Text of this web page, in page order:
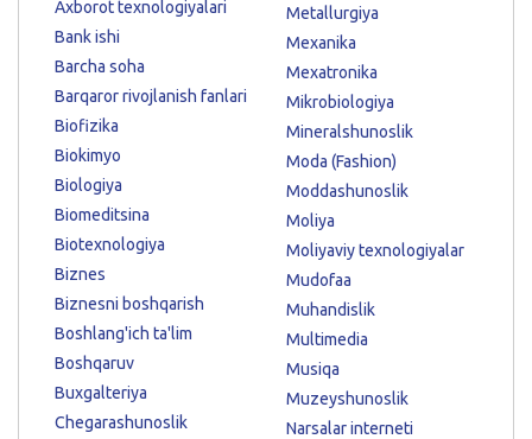
Axborot texnologiyalari
Bank ishi
Barcha soha
Barqaror rivojlanish fanlari
Biofizika
Biokimyo
Biologiya
Biomeditsina
Biotexnologiya
Biznes
Biznesni boshqarish
Boshlang'ich ta'lim
Boshqaruv
Buxgalteriya
Chegarashunoslik
Metallurgiya
Mexanika
Mexatronika
Mikrobiologiya
Mineralshunoslik
Moda (Fashion)
Moddashunoslik
Moliya
Moliyaviy texnologiyalar
Mudofaa
Muhandislik
Multimedia
Musiqa
Muzeyshunoslik
Narsalar interneti